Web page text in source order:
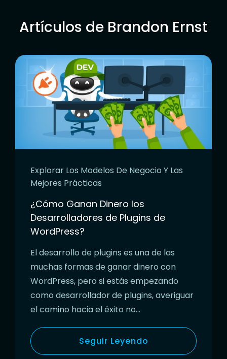
Artículos de Brandon Ernst
Explorar Los Modelos De Negocio Y Las
Mejores Prácticas
¿Cómo Ganan Dinero los
Desarrolladores de Plugins de
WordPress?
El desarrollo de plugins es una de las
muchas formas de ganar dinero con
WordPress, pero si estás empezando
como desarrollador de plugins, averiguar
el camino hacia el éxito no…
Seguir Leyendo